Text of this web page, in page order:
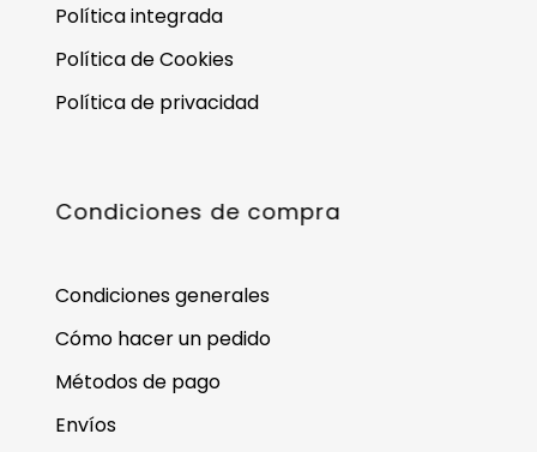
Política integrada
Política de Cookies
Política de privacidad
Condiciones de compra
Condiciones generales
Cómo hacer un pedido
Métodos de pago
Envíos